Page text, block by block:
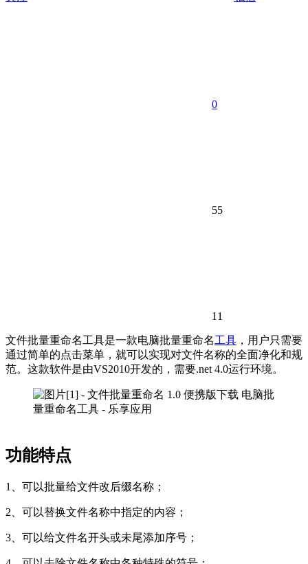
0
55
11
文件批量重命名工具是一款电脑批量重命名工具 ，用户只需要
通过简单的点击菜单，就可以实现对文件名称的全面净化和规
范。这款软件是由VS2010开发的，需要.net 4.0运行环境。
功能特点
1、可以批量给文件改后缀名称；
2、可以替换文件名称中指定的内容；
3、可以给文件名开头或未尾添加序号；